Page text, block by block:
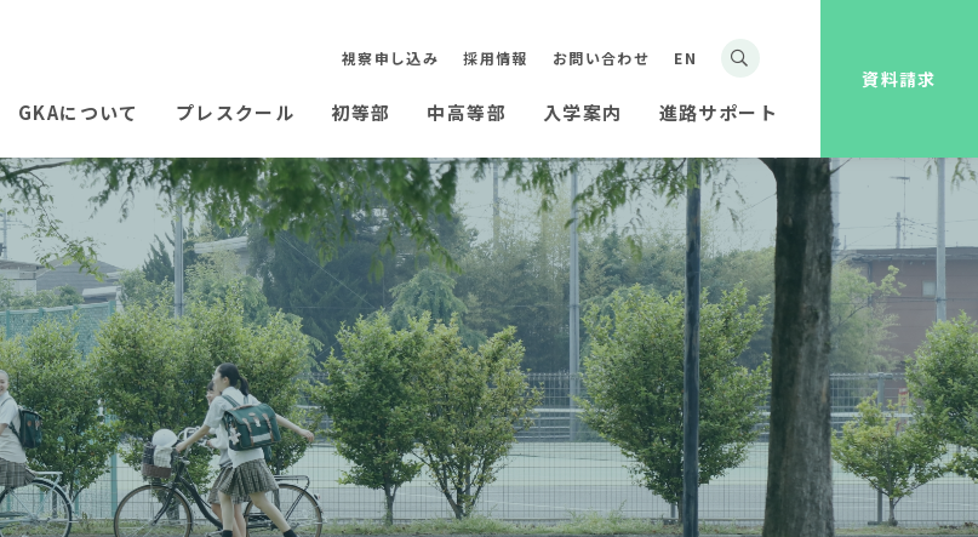
GKAについて プレスクール 初等部 中高等部 入学案内 進路サポート
EN
お問い合わせ
資料請求
採用情報
視察申し込み